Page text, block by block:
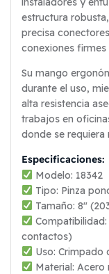
estructura
precisa
conexiones
Su mango
durante el uso,
alta resistencia
trabajos en
donde se
Especificaciones:
Modelo: 18342
Tipo: Pinza
Tamaño: 8″
contactos)
Uso: Crimpado
Material: